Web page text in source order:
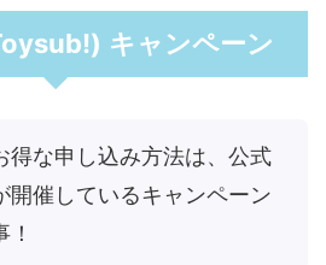
キャンペーン
得な申し込み方法は、公式
開催しているキャンペーン